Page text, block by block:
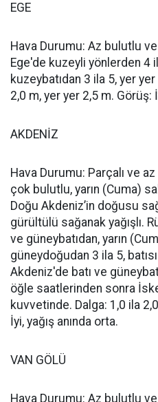
EGE
Hava Durumu: Az bulutlu
Ege'de kuzeyli yönlerden 4
kuzeybatıdan 3 ila 5, yer
2,0 m, yer yer 2,5 m. Görüş:
AKDENİZ
Hava Durumu: Parçalı ve
çok bulutlu, yarın (Cuma)
Doğu Akdeniz’in doğusu
gürültülü sağanak yağışlı.
ve güneybatıdan, yarın
güneydoğudan 3 ila 5,
Akdeniz'de batı ve
öğle saatlerinden sonra
kuvvetinde. Dalga: 1,0 ila
İyi, yağış anında orta.
VAN GÖLÜ
Hava Durumu: Az bulutlu